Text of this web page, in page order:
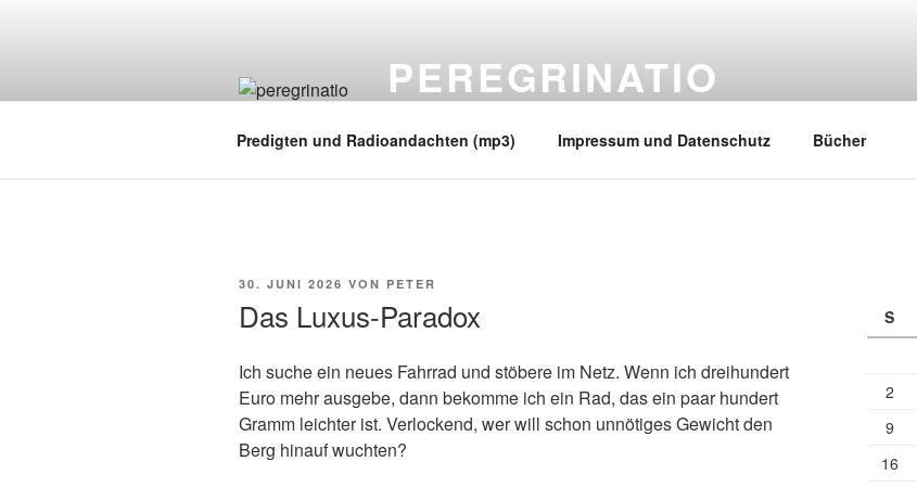
PEREGRINATIO
Predigten und Radioandachten (mp3) Impressum und Datenschutz Bücher
VERÖFFENTLICHT
30. JUNI 2026 VON PETER
Das Luxus-Paradox
Ich suche ein neues Fahrrad und stöbere im Netz. Wenn ich dreihundert
Euro mehr ausgebe, dann bekomme ich ein Rad, das ein paar hundert
Gramm leichter ist. Verlockend, wer will schon unnötiges Gewicht den
Berg hinauf wuchten?
S
2
9
16